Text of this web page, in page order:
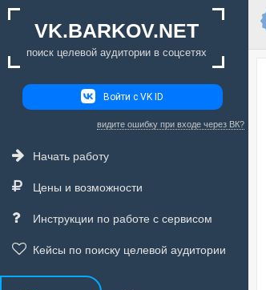
VK.BARKOV.NET
поиск целевой аудитории в соцсетях
Войти с VK ID
видите ошибку при входе через ВК?
Начать работу
Цены и возможности
Инструкции по работе с сервисом
Кейсы по поиску целевой аудитории